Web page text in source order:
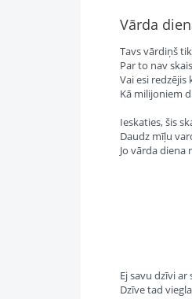
Vārda
Tavs vārdiņš
Par to nav
Vai esi redzējis
Kā milijoniem
Ieskaties, šis
Daudz mīļu
Jo vārda diena
Ej savu dzīvi ar
Dzīve tad